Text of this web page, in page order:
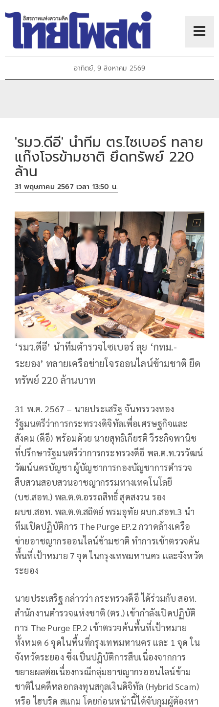
อาทิตย์, 9 สิงหาคม 2569
'รมว.ดีอี' นำทีม ตร.ไซเบอร์ ทลาย
แก๊งโจรข้ามชาติ ยึดทรัพย์ 220
ล้าน
31 พฤษภาคม 2567 เวลา 13:50 น.
‘รมว.ดีอี’ นำทีมตำรวจไซเบอร์ ลุย ‘กทม.-
ระยอง’ ทลายเครือข่ายโจรออนไลน์ข้ามชาติ ยึด
ทรัพย์ 220 ล้านบาท
31 พ.ค. 2567 – นายประเสริฐ จันทรรวงทอง
รัฐมนตรีว่าการกระทรวงดิจิทัลเพื่อเศรษฐกิจและ
สังคม (ดีอี) พร้อมด้วย นายสุทธิเกียรติ วีระกิจพานิช
ที่ปรึกษารัฐมนตรีว่าการกระทรวงดีอี พล.ต.ท.วรวัฒน์
วัฒน์นครบัญชา ผู้บัญชาการกองบัญชาการตำรวจ
สืบสวนสอบสวนอาชญากรรมทางเทคโนโลยี
(บช.สอท.) พล.ต.ต.อรรถสิทธิ์ สุดสงวน รอง
ผบช.สอท. พล.ต.ต.สถิตย์ พรมอุทัย ผบก.สอท.3 นำ
ทีมเปิดปฏิบัติการ The Purge EP.2 กวาดล้างเครือ
ข่ายอาชญากรออนไลน์ข้ามชาติ ทำการเข้าตรวจค้น
พื้นที่เป้าหมาย 7 จุด ในกรุงเทพมหานคร และจังหวัด
ระยอง
นายประเสริฐ กล่าวว่า กระทรวงดีอี ได้ร่วมกับ สอท.
สำนักงานตำรวจแห่งชาติ (ตร.) เข้ากำลังเปิดปฏิบัติ
การ The Purge EP.2 เข้าตรวจค้นพื้นที่เป้าหมาย
ทั้งหมด 6 จุดในพื้นที่กรุงเทพมหานคร และ 1 จุด ใน
จังหวัดระยอง ซึ่งเป็นปฏิบัติการสืบเนื่องจากการ
ขยายผลต่อเนื่องกรณีกลุ่มอาชญากรออนไลน์ข้าม
ชาติในคดีหลอกลงทุนสกุลเงินดิจิทัล (Hybrid Scam)
หรือ ไฮบริด สแกม โดยก่อนหน้านี้ได้จับกุมผู้ต้องหา